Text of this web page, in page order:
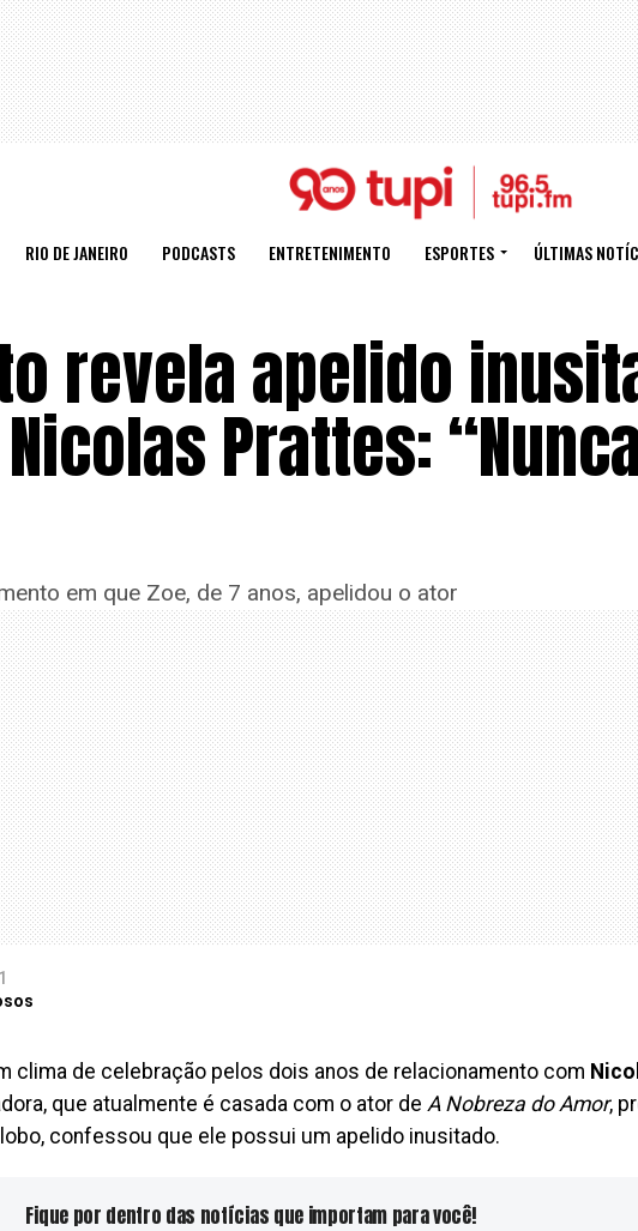
RIO DE JANEIRO PODCASTS ENTRETENIMENTO ESPORTES ÚLTIMAS
revela apelido
Prattes:
em que Zoe, de 7 anos, apelidou o ator
clima de celebração pelos dois anos de relacionamento com
que atualmente é casada com o ator de A Nobreza do Amor,
confessou que ele possui um apelido inusitado.
Fique por dentro das notícias que importam para você!